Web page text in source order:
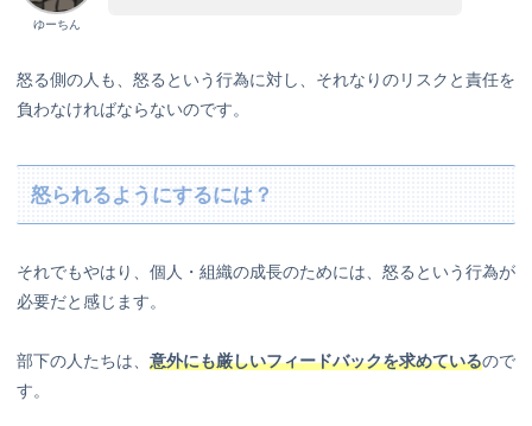
ゆーちん
怒る側の人も、怒るという行為に対し、それなりのリスクと責任を
負わなければならないのです。
怒られるようにするには？
それでもやはり、個人・組織の成長のためには、怒るという行為が
必要だと感じます。
部下の人たちは、 意外にも厳しいフィードバックを求めているので
す。